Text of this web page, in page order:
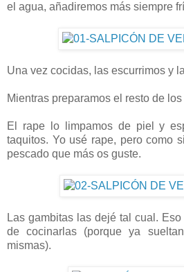
el agua, añadiremos más siempre
Una vez cocidas, las escurrimos y
Mientras preparamos el resto de
El rape lo limpamos de piel y
taquitos. Yo usé rape, pero como
pescado que más os guste.
Las gambitas las dejé tal cual.
de cocinarlas (porque ya
mismas).